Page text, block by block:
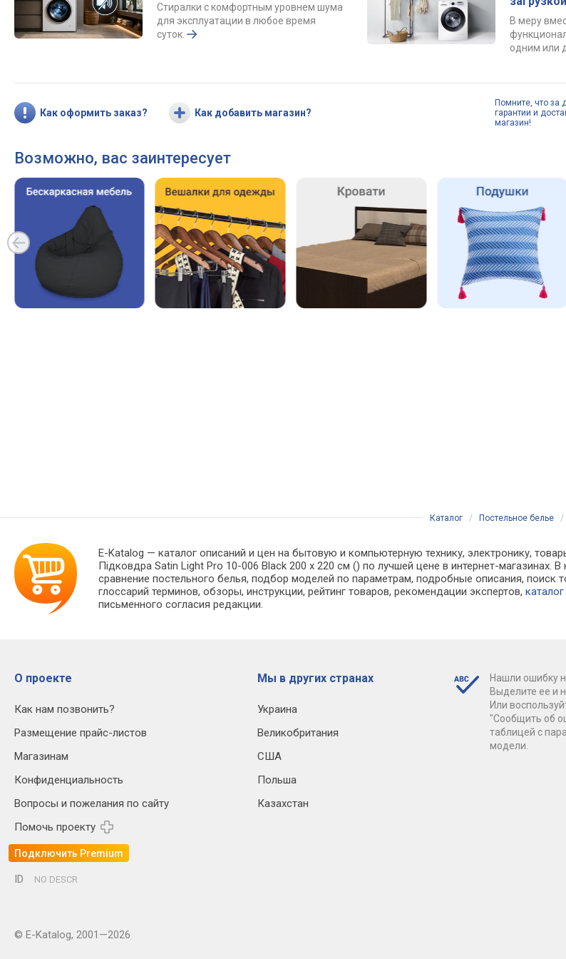
Стиралки с комфортным уровнем шума
для эксплуатации в любое время
суток.
В меру
одним или
Как оформить заказ? Как добавить магазин?
Помните, что за
гарантии и
магазин!
Возможно, вас заинтересует
Каталог / Постельное белье /
E-Katalog — каталог описаний и цен на бытовую и компьютерную технику, электронику,
Підковдра Satin Light Pro 10-006 Black 200 x 220 см () по лучшей цене в интернет-
сравнение постельного белья, подбор моделей по параметрам, подробные описания, поиск
глоссарий терминов, обзоры, инструкции, рейтинг товаров, рекомендации экспертов,
письменного согласия редакции.
О проекте
Как нам позвонить?
Размещение прайс-листов
Магазинам
Конфиденциальность
Вопросы и пожелания по сайту
Помочь проекту
Подключить Premium
Мы в других странах
Украина
Великобритания
США
Польша
Казахстан
Нашли ошибку
Выделите ее и
Или
"Сообщить об
таблицей с
модели.
ID NO DESCR
© E-Katalog, 2001—2026